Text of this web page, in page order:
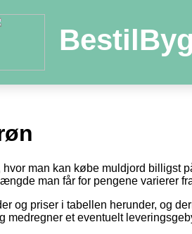
man kan købe muldjord billigst
man får for pengene varierer
og priser i tabellen herunder, og
medregner et eventuelt